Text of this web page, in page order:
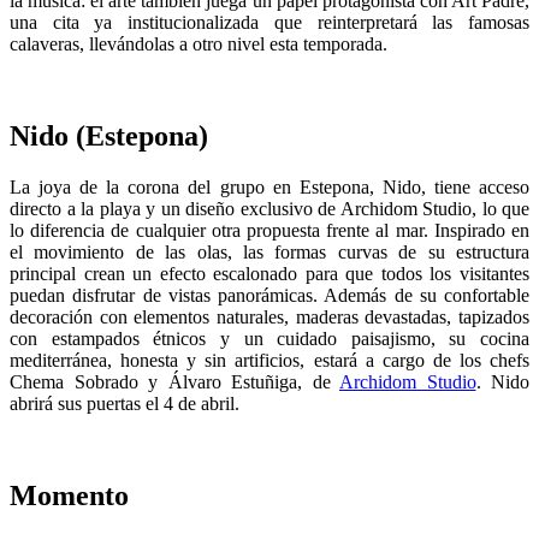
una cita ya institucionalizada que reinterpretará las famosas
calaveras, llevándolas a otro nivel esta temporada.
Nido (Estepona)
La joya de la corona del grupo en Estepona, Nido, tiene acceso
directo a la playa y un diseño exclusivo de Archidom Studio, lo que
lo diferencia de cualquier otra propuesta frente al mar. Inspirado en
el movimiento de las olas, las formas curvas de su estructura
principal crean un efecto escalonado para que todos los visitantes
puedan disfrutar de vistas panorámicas. Además de su confortable
decoración con elementos naturales, maderas devastadas, tapizados
con estampados étnicos y un cuidado paisajismo, su cocina
mediterránea, honesta y sin artificios, estará a cargo de los chefs
Chema Sobrado y Álvaro Estuñiga, de Archidom Studio. Nido
abrirá sus puertas el 4 de abril.
Momento